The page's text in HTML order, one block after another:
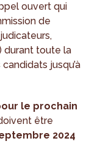
ouvert qui
de
durant toute la
jusqu’à
le prochain
être
2024